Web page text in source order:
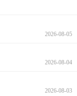
2026-08-05
2026-08-04
2026-08-03